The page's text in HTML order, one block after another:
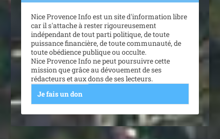
Nice Provence Info est un site d'information libre
car il s'attache à rester rigoureusement
indépendant de tout parti politique, de toute
puissance financière, de toute communauté, de
toute obédience publique ou occulte.
Nice Provence Info ne peut poursuivre cette
mission que grâce au dévouement de ses
rédacteurs et aux dons de ses lecteurs.
Je fais un don